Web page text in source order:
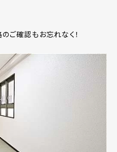
ご確認もお忘れなく！